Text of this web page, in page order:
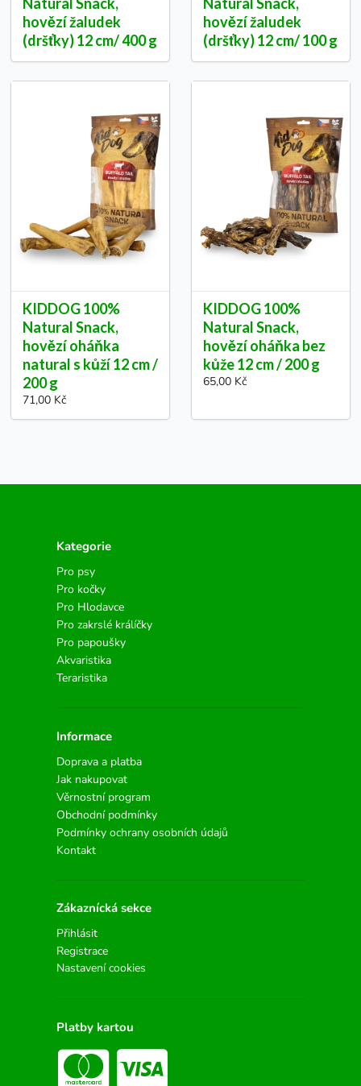
hovězí žaludek
(dršťky) 12 cm/ 400 g
hovězí žaludek
(dršťky) 12 cm/ 100 g
KIDDOG 100%
Natural Snack,
hovězí oháňka
natural s kůží 12 cm /
200 g
71,00 Kč
KIDDOG 100%
Natural Snack,
hovězí oháňka bez
kůže 12 cm / 200 g
65,00 Kč
Kategorie
Pro psy
Pro kočky
Pro Hlodavce
Pro zakrslé králíčky
Pro papoušky
Akvaristika
Teraristika
Informace
Doprava a platba
Jak nakupovat
Věrnostní program
Obchodní podmínky
Podmínky ochrany osobních údajů
Kontakt
Zákaznícká sekce
Přihlásit
Registrace
Nastavení cookies
Platby kartou